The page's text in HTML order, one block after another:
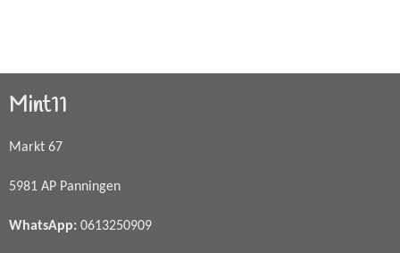
Mint11
Markt 67
5981 AP Panningen
WhatsApp: 0613250909